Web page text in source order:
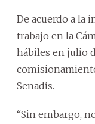
De acuerdo a la
trabajo en la
hábiles en julio
Senadis.
“Sin embargo,